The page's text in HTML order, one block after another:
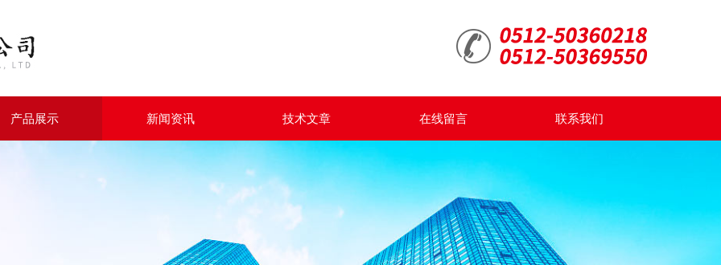
产品展示 新闻资讯 技术文章 在线留言 联系我们